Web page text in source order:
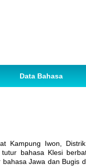
Data Bahasa
Kampung Iwon,
bahasa Klesi
Jawa dan Bugis